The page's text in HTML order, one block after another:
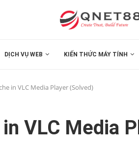
DỊCH VỤ WEB KIẾN THỨC MÁY TÍNH
in VLC Media Player (Solved)
VLC Media